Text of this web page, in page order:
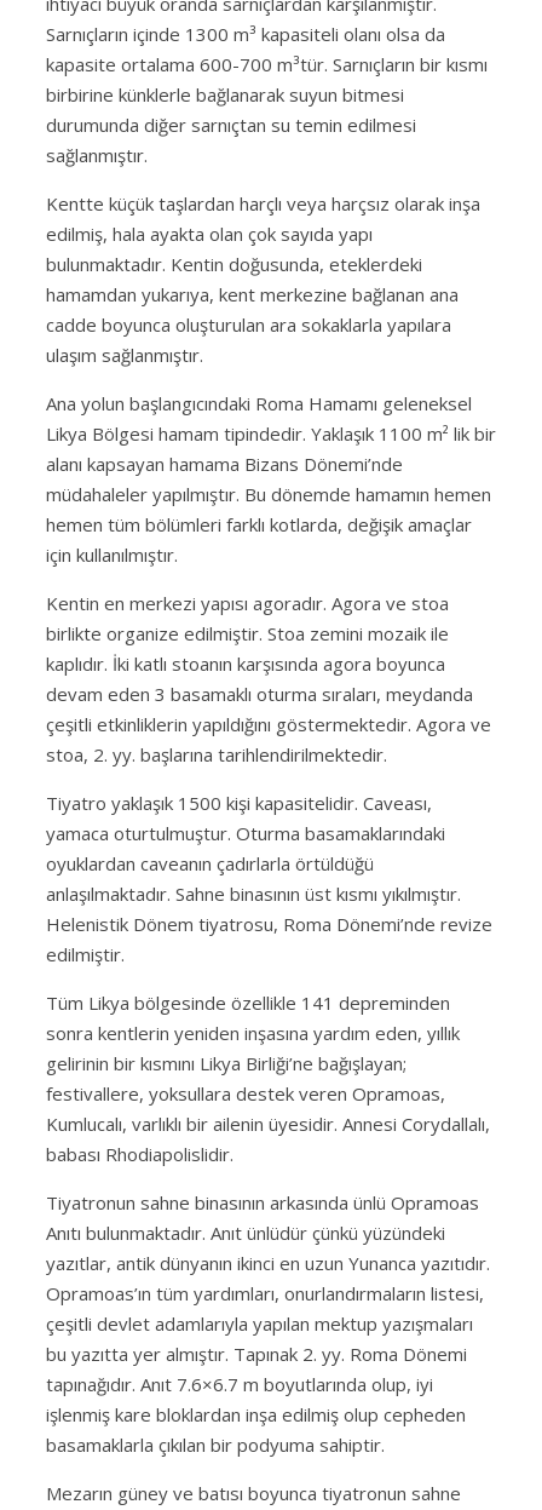
Sarnıçların içinde 1300 m³ kapasiteli olanı olsa da
kapasite ortalama 600-700 m³tür. Sarnıçların bir kısmı
birbirine künklerle bağlanarak suyun bitmesi
durumunda diğer sarnıçtan su temin edilmesi
sağlanmıştır.
Kentte küçük taşlardan harçlı veya harçsız olarak inşa
edilmiş, hala ayakta olan çok sayıda yapı
bulunmaktadır. Kentin doğusunda, eteklerdeki
hamamdan yukarıya, kent merkezine bağlanan ana
cadde boyunca oluşturulan ara sokaklarla yapılara
ulaşım sağlanmıştır.
Ana yolun başlangıcındaki Roma Hamamı geleneksel
Likya Bölgesi hamam tipindedir. Yaklaşık 1100 m² lik bir
alanı kapsayan hamama Bizans Dönemi’nde
müdahaleler yapılmıştır. Bu dönemde hamamın hemen
hemen tüm bölümleri farklı kotlarda, değişik amaçlar
için kullanılmıştır.
Kentin en merkezi yapısı agoradır. Agora ve stoa
birlikte organize edilmiştir. Stoa zemini mozaik ile
kaplıdır. İki katlı stoanın karşısında agora boyunca
devam eden 3 basamaklı oturma sıraları, meydanda
çeşitli etkinliklerin yapıldığını göstermektedir. Agora ve
stoa, 2. yy. başlarına tarihlendirilmektedir.
Tiyatro yaklaşık 1500 kişi kapasitelidir. Caveası,
yamaca oturtulmuştur. Oturma basamaklarındaki
oyuklardan caveanın çadırlarla örtüldüğü
anlaşılmaktadır. Sahne binasının üst kısmı yıkılmıştır.
Helenistik Dönem tiyatrosu, Roma Dönemi’nde revize
edilmiştir.
Tüm Likya bölgesinde özellikle 141 depreminden
sonra kentlerin yeniden inşasına yardım eden, yıllık
gelirinin bir kısmını Likya Birliği’ne bağışlayan;
festivallere, yoksullara destek veren Opramoas,
Kumlucalı, varlıklı bir ailenin üyesidir. Annesi Corydallalı,
babası Rhodiapolislidir.
Tiyatronun sahne binasının arkasında ünlü Opramoas
Anıtı bulunmaktadır. Anıt ünlüdür çünkü yüzündeki
yazıtlar, antik dünyanın ikinci en uzun Yunanca yazıtıdır.
Opramoas’ın tüm yardımları, onurlandırmaların listesi,
çeşitli devlet adamlarıyla yapılan mektup yazışmaları
bu yazıtta yer almıştır. Tapınak 2. yy. Roma Dönemi
tapınağıdır. Anıt 7.6×6.7 m boyutlarında olup, iyi
işlenmiş kare bloklardan inşa edilmiş olup cepheden
basamaklarla çıkılan bir podyuma sahiptir.
Mezarın güney ve batısı boyunca tiyatronun sahne